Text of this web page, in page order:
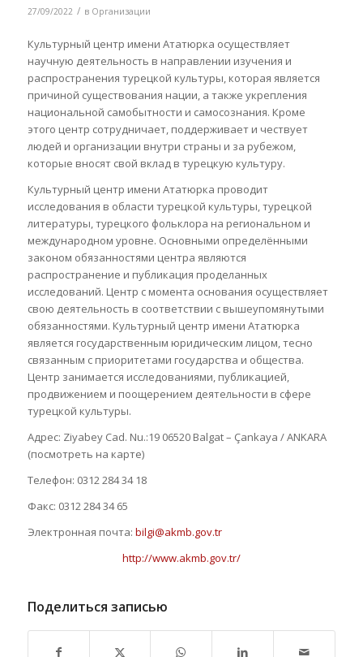
27/09/2022 / в Организации
Культурный центр имени Ататюрка осуществляет
научную деятельность в направлении изучения и
распространения турецкой культуры, которая является
причиной существования нации, а также укрепления
национальной самобытности и самосознания. Кроме
этого центр сотрудничает, поддерживает и чествует
людей и организации внутри страны и за рубежом,
которые вносят свой вклад в турецкую культуру.
Культурный центр имени Ататюрка проводит
исследования в области турецкой культуры, турецкой
литературы, турецкого фольклора на региональном и
международном уровне. Основными определёнными
законом обязанностями центра являются
распространение и публикация проделанных
исследований. Центр с момента основания осуществляет
свою деятельность в соответствии с вышеупомянутыми
обязанностями. Культурный центр имени Ататюрка
является государственным юридическим лицом, тесно
связанным с приоритетами государства и общества.
Центр занимается исследованиями, публикацией,
продвижением и поощерением деятельности в сфере
турецкой культуры.
Адрес: Ziyabey Cad. Nu.:19 06520 Balgat – Çankaya / ANKARA
(посмотреть на карте)
Телефон: 0312 284 34 18
Факс: 0312 284 34 65
Электронная почта: bilgi@akmb.gov.tr
http://www.akmb.gov.tr/
Поделиться записью